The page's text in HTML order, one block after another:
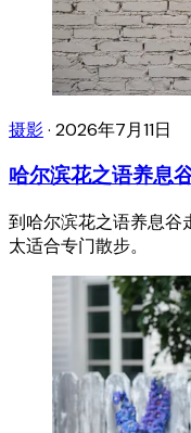
摄影· 2026年7月11日
哈尔滨花之语养息
到哈尔滨花之语养息谷
太适合专门散步。